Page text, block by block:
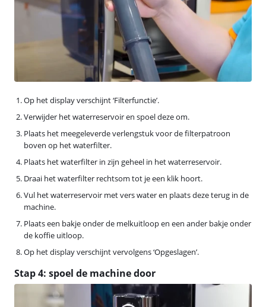
Op het display verschijnt ‘Filterfunctie’.
Verwijder het waterreservoir en spoel deze om.
Plaats het meegeleverde verlengstuk voor de filterpatroon
boven op het waterfilter.
Plaats het waterfilter in zijn geheel in het waterreservoir.
Draai het waterfilter rechtsom tot je een klik hoort.
Vul het waterreservoir met vers water en plaats deze terug in de
machine.
Plaats een bakje onder de melkuitloop en een ander bakje onder
de koffie uitloop.
Op het display verschijnt vervolgens ‘Opgeslagen’.
Stap 4: spoel de machine door